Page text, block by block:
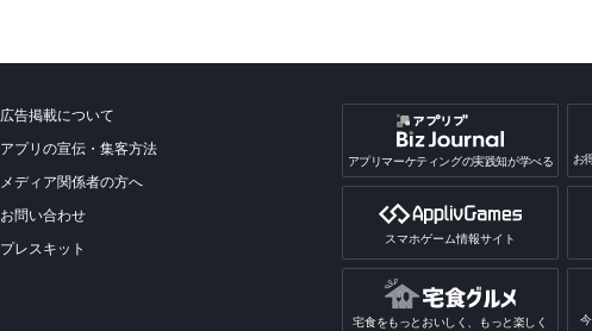
広告掲載について
アプリの宣伝・集客方法
メディア関係者の方へ
お問い合わせ
プレスキット
アプリマーケティングの実践知が学べる お
スマホゲーム情報サイト
宅食をもっとおいしく、もっと楽しく